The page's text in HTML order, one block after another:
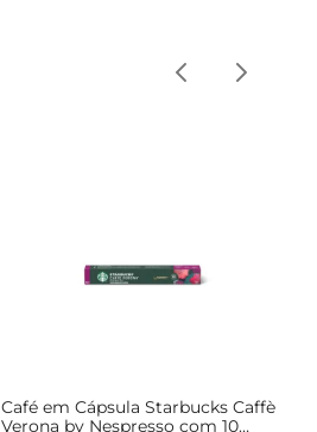
Café em Cápsula Starbucks Caffè
Verona by Nespresso com 10